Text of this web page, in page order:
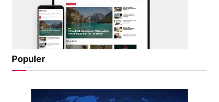
Populer